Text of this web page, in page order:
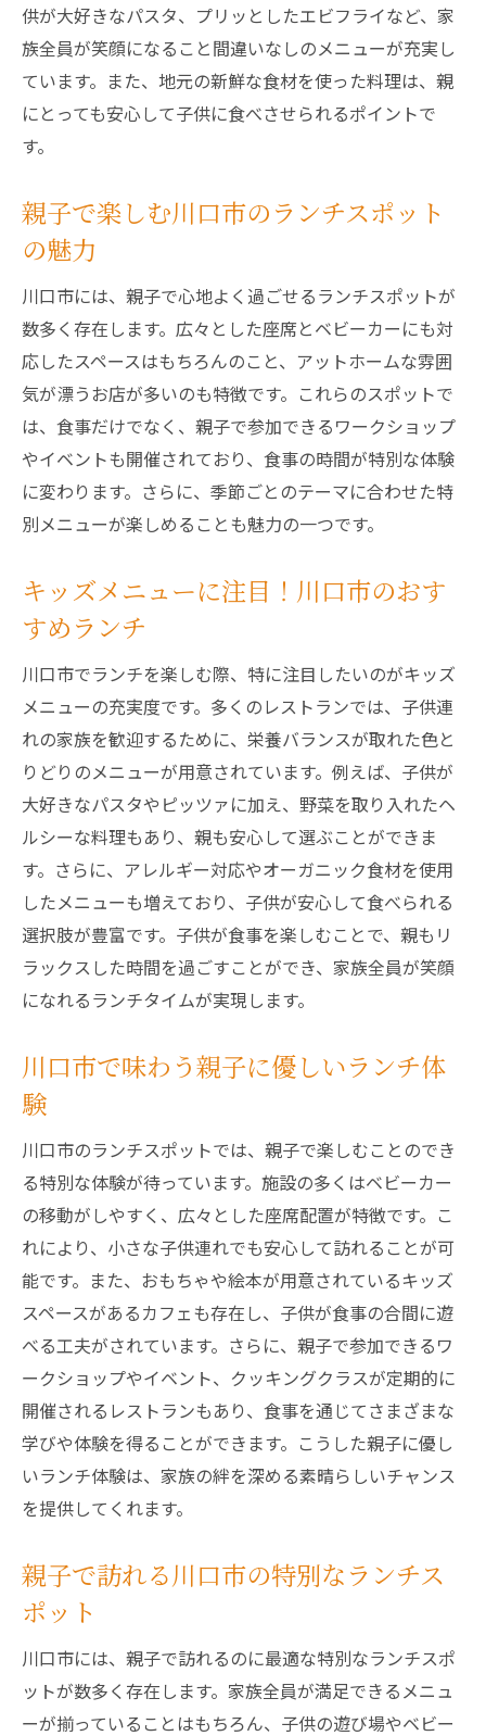
供が大好きなパスタ、プリッとしたエビフライなど、家
族全員が笑顔になること間違いなしのメニューが充実し
ています。また、地元の新鮮な食材を使った料理は、親
にとっても安心して子供に食べさせられるポイントで
す。
親子で楽しむ川口市のランチスポット
の魅力
川口市には、親子で心地よく過ごせるランチスポットが
数多く存在します。広々とした座席とベビーカーにも対
応したスペースはもちろんのこと、アットホームな雰囲
気が漂うお店が多いのも特徴です。これらのスポットで
は、食事だけでなく、親子で参加できるワークショップ
やイベントも開催されており、食事の時間が特別な体験
に変わります。さらに、季節ごとのテーマに合わせた特
別メニューが楽しめることも魅力の一つです。
キッズメニューに注目！川口市のおす
すめランチ
川口市でランチを楽しむ際、特に注目したいのがキッズ
メニューの充実度です。多くのレストランでは、子供連
れの家族を歓迎するために、栄養バランスが取れた色と
りどりのメニューが用意されています。例えば、子供が
大好きなパスタやピッツァに加え、野菜を取り入れたヘ
ルシーな料理もあり、親も安心して選ぶことができま
す。さらに、アレルギー対応やオーガニック食材を使用
したメニューも増えており、子供が安心して食べられる
選択肢が豊富です。子供が食事を楽しむことで、親もリ
ラックスした時間を過ごすことができ、家族全員が笑顔
になれるランチタイムが実現します。
川口市で味わう親子に優しいランチ体
験
川口市のランチスポットでは、親子で楽しむことのでき
る特別な体験が待っています。施設の多くはベビーカー
の移動がしやすく、広々とした座席配置が特徴です。こ
れにより、小さな子供連れでも安心して訪れることが可
能です。また、おもちゃや絵本が用意されているキッズ
スペースがあるカフェも存在し、子供が食事の合間に遊
べる工夫がされています。さらに、親子で参加できるワ
ークショップやイベント、クッキングクラスが定期的に
開催されるレストランもあり、食事を通じてさまざまな
学びや体験を得ることができます。こうした親子に優し
いランチ体験は、家族の絆を深める素晴らしいチャンス
を提供してくれます。
親子で訪れる川口市の特別なランチス
ポット
川口市には、親子で訪れるのに最適な特別なランチスポ
ットが数多く存在します。家族全員が満足できるメニュ
ーが揃っていることはもちろん、子供の遊び場やベビー